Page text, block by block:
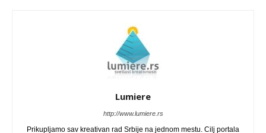
Lumiere
http://www.lumiere.rs
Prikupljamo sav kreativan rad Srbije na jednom mestu. Cilj portala